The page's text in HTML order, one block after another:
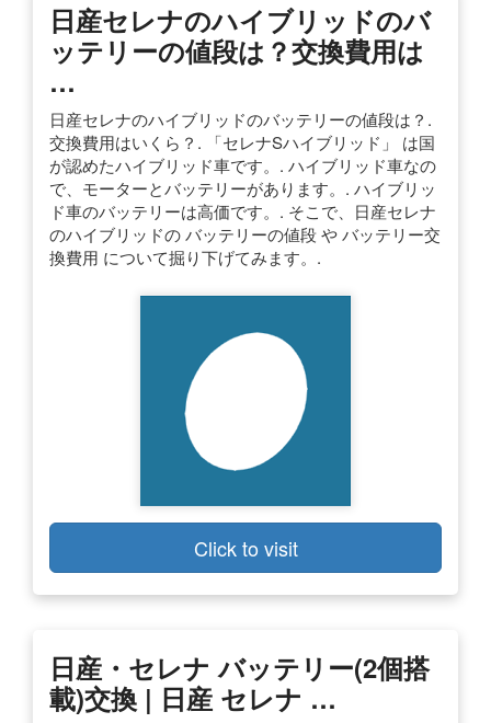
日産セレナのハイブリッドのバ
ッテリーの値段は？交換費用は
…
日産セレナのハイブリッドのバッテリーの値段は？.
交換費用はいくら？. 「セレナSハイブリッド」 は国
が認めたハイブリッド車です。. ハイブリッド車なの
で、モーターとバッテリーがあります。. ハイブリッ
ド車のバッテリーは高価です。. そこで、日産セレナ
のハイブリッドの バッテリーの値段 や バッテリー交
換費用 について掘り下げてみます。.
Click to visit
日産・セレナ バッテリー(2個搭
載)交換 | 日産 セレナ …